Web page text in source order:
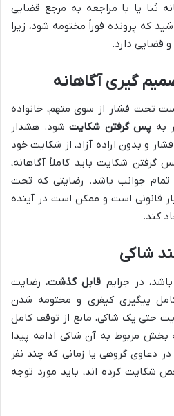
ثنا یا با مراجعه به مرجع قضایی
که پرونده فوراً مختومه شود، زیرا
قضایی دارد.
گیری آگاهانه
تحت فشار از سوی متهم، خانواده
به پس گرفتن شکایتشود. هشدار
و بدون اراده آزاد، از شکایت خود
شکایت باید کاملاً آگاهانه،
جوانب باشد. رضایتی که تحت
قانونی است و ممکن است در آینده
کند.
شاکی
در جرایم قابل گذشت، رضایت
پیگیری کیفری و مختومه شدن
حتی یک شاکی، مانع از توقف کامل
بخش مربوط به آن شاکی ادامه پیدا
دعاوی گروهی یا زمانی که چند نفر
کرده اند، باید مورد توجه